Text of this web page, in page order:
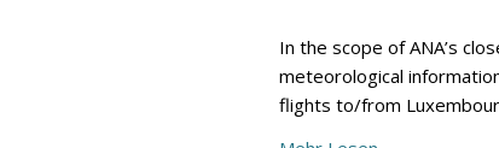
In the scope of ANA’s
meteorological
flights to/from